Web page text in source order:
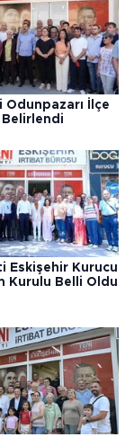
Odunpazarı İlçe
Eskişehir Kurucu
Kurulu Belli Oldu